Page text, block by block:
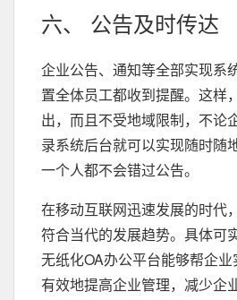
六、 公告及时传达
企业公告、通知等全部实现系
置全体员工都收到提醒。这样
出，而且不受地域限制，不论
录系统后台就可以实现随时随
一个人都不会错过公告。
在移动互联网迅速发展的时代
符合当代的发展趋势。具体可
无纸化OA办公平台能够帮企业
有效地提高企业管理，减少企